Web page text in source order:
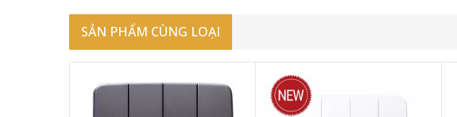
SẢN PHẨM CÙNG LOẠI